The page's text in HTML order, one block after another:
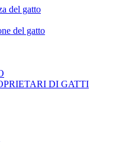
del gatto
del gatto
DI GATTI